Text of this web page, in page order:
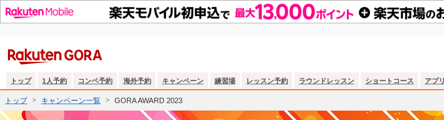
トップ 1人予約 コンペ予約 海外予約 キャンペーン 練習場 レッスン予約 ラウンドレッスン ショートコース アプ
トップ キャンペーン一覧 GORA AWARD 2023